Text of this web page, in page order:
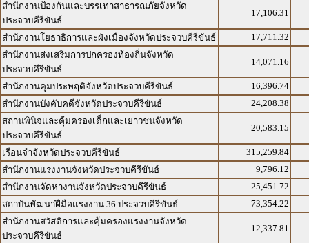
สำนักงานป้องกันและบรรเทาสาธารณภัยจังหวัด
ประจวบคีรีขันธ์
17,106.31
สำนักงานโยธาธิการและผังเมืองจังหวัดประจวบคีรีขันธ์
17,711.32
สำนักงานส่งเสริมการปกครองท้องถิ่นจังหวัด
ประจวบคีรีขันธ์
14,071.16
สำนักงานคุมประพฤติจังหวัดประจวบคีรีขันธ์
16,396.74
สำนักงานบังคับคดีจังหวัดประจวบคีรีขันธ์
24,208.38
สถานพินิจและคุ้มครองเด็กและเยาวชนจังหวัด
ประจวบคีรีขันธ์
20,583.15
เรือนจำจังหวัดประจวบคีรีขันธ์
315,259.84
สำนักงานแรงงานจังหวัดประจวบคีรีขันธ์
9,796.12
สำนักงานจัดหางานจังหวัดประจวบคีรีขันธ์
25,451.72
สถาบันพัฒนาฝีมือแรงงาน 36 ประจวบคีรีขันธ์
73,354.22
สำนักงานสวัสดิการและคุ้มครองแรงงานจังหวัด
ประจวบคีรีขันธ์
12,337.81